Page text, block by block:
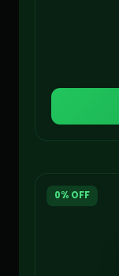
0% OFF